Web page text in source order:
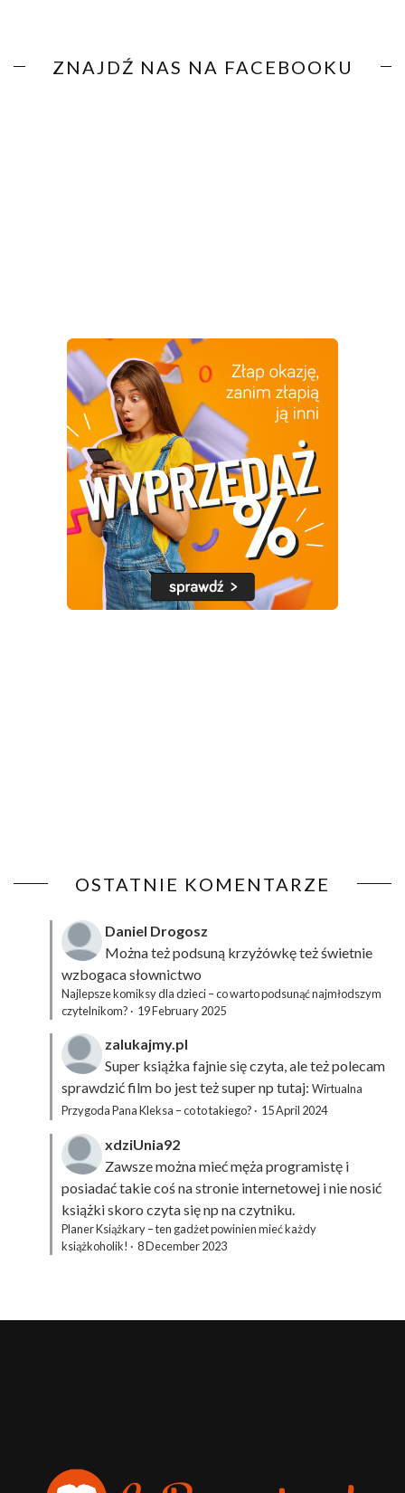
ZNAJDŹ NAS NA FACEBOOKU
OSTATNIE KOMENTARZE
Daniel Drogosz
Można też podsuną krzyżówkęteż świetnie
wzbogaca słownictwo
Najlepsze komiksy dla dzieci – co warto podsunąć najmłodszym
czytelnikom? · 19 February 2025
zalukajmy.pl
Super książka fajnie się czyta, ale też polecam
sprawdzić film bo jest też super np tutaj: Wirtualna
Przygoda Pana Kleksa – co to takiego? · 15 April 2024
xdziUnia92
Zawsze można mieć męża programistę i
posiadać takie coś na stronie internetowej i nie nosić
książki skoro czyta się np na czytniku.
Planer Książkary – ten gadżet powinien mieć każdy
książkoholik! · 8 December 2023